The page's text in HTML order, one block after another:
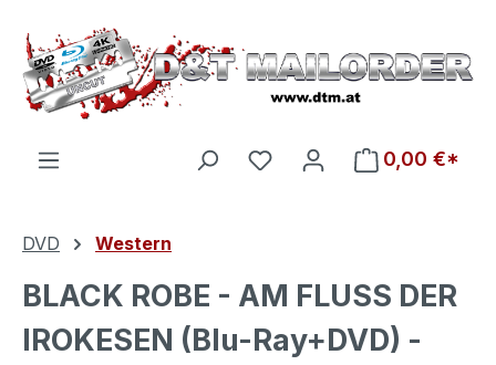
Zum Hauptinhalt springen
Du hast 0 Produkte auf
0,00 €*
DVD Western
BLACK ROBE - AM FLUSS DER
IROKESEN (Blu-Ray+DVD) -